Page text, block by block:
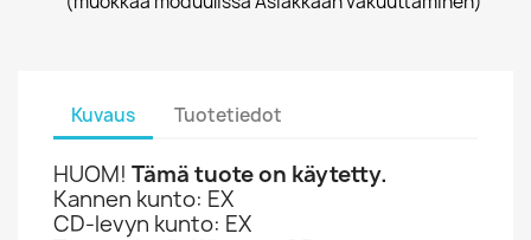
Kuvaus Tuotetiedot
HUOM! Tämä tuote on käytetty.
Kannen kunto: EX
CD-levyn kunto: EX